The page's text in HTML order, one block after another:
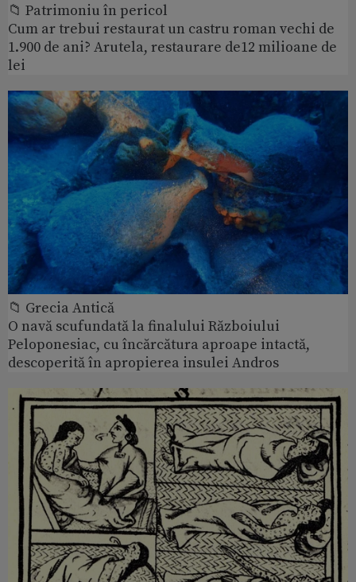
📁 Patrimoniu în pericol
Cum ar trebui restaurat un castru roman vechi de
1.900 de ani? Arutela, restaurare de12 milioane de
lei
📁 Grecia Antică
O navă scufundată la finalului Războiului
Peloponesiac, cu încărcătura aproape intactă,
descoperită în apropierea insulei Andros